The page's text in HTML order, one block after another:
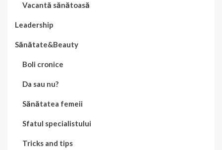
Vacantă sănătoasă
Leadership
Sănătate&Beauty
Boli cronice
Da sau nu?
Sănătatea femeii
Sfatul specialistului
Tricks and tips